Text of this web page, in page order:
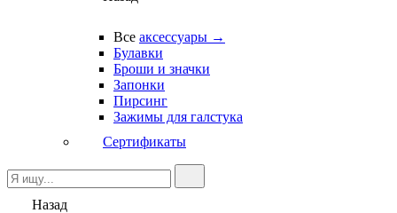
Все аксессуары →
Булавки
Броши и значки
Запонки
Пирсинг
Зажимы для галстука
Сертификаты
Назад